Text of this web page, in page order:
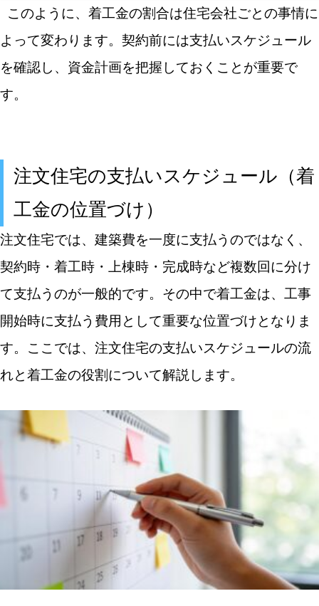
このように、着工金の割合は住宅会社ごとの事情に
よって変わります。契約前には支払いスケジュール
を確認し、資金計画を把握しておくことが重要で
す。
注文住宅の支払いスケジュール（着
工金の位置づけ）
注文住宅では、建築費を一度に支払うのではなく、
契約時・着工時・上棟時・完成時など複数回に分け
て支払うのが一般的です。その中で着工金は、工事
開始時に支払う費用として重要な位置づけとなりま
す。ここでは、注文住宅の支払いスケジュールの流
れと着工金の役割について解説します。